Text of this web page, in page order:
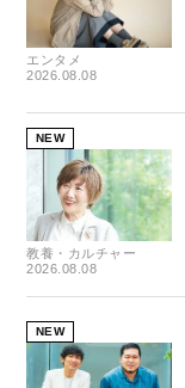
エンタメ
2026.08.08
NEW
教養・カルチャー
2026.08.08
NEW